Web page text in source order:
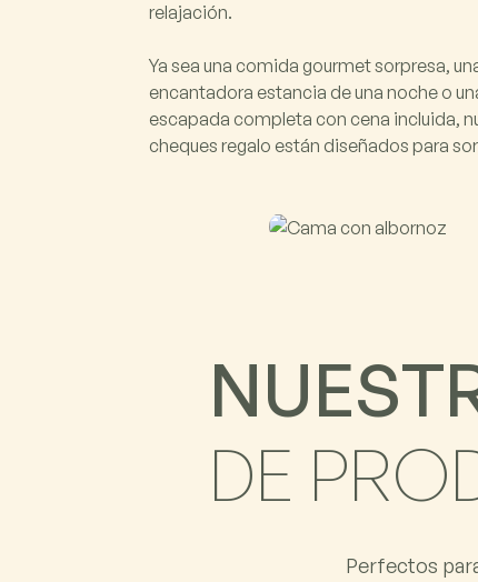
relajación.
Ya sea una comida gourmet sorpresa,
encantadora estancia de una noche o
escapada completa con cena incluida,
cheques regalo están diseñados para
NUEST
DE PRO
Perfectos